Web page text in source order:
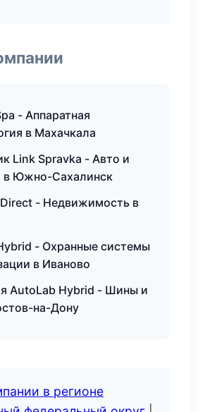
- Аппаратная
в Махачкала
Link Spravka - Авто и
в Южно-Сахалинск
- Недвижимость в
- Охранные системы
в Иваново
AutoLab Hybrid - Шины и
на-Дону
в регионе